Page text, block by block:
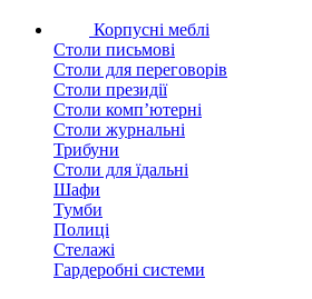
Корпусні меблі
Столи письмові
Столи для переговорів
Столи президії
Столи комп’ютерні
Столи журнальні
Трибуни
Столи для їдальні
Шафи
Тумби
Полиці
Стелажі
Гардеробні системи